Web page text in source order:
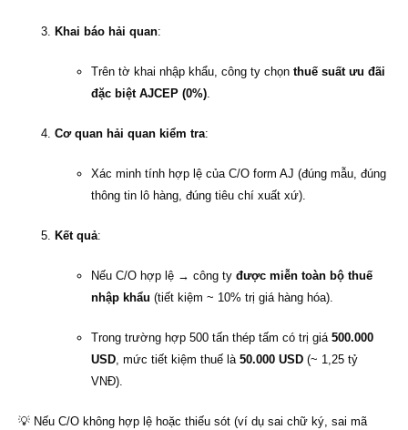
Khai báo hải quan:
Trên tờ khai nhập khẩu, công ty chọn thuế suất ưu đãi
đặc biệt AJCEP (0%).
Cơ quan hải quan kiểm tra:
Xác minh tính hợp lệ của C/O form AJ (đúng mẫu, đúng
thông tin lô hàng, đúng tiêu chí xuất xứ).
Kết quả:
Nếu C/O hợp lệ → công ty được miễn toàn bộ thuế
nhập khẩu (tiết kiệm ~ 10% trị giá hàng hóa).
Trong trường hợp 500 tấn thép tấm có trị giá 500.000
USD, mức tiết kiệm thuế là 50.000 USD (~ 1,25 tỷ
VNĐ).
💡 Nếu C/O không hợp lệ hoặc thiếu sót (ví dụ sai chữ ký, sai mã